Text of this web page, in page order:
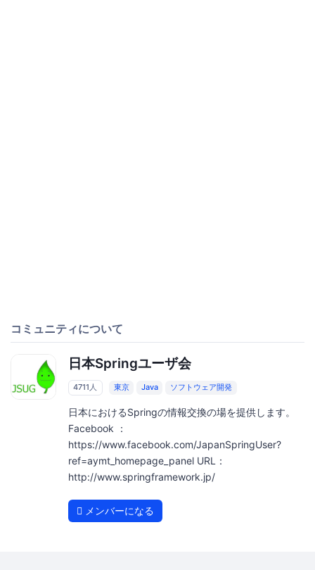
コミュニティについて
日本Springユーザ会
4711人 東京 Java ソフトウェア開発
日本におけるSpringの情報交換の場を提供します。
Facebook ：
https://www.facebook.com/JapanSpringUser?
ref=aymt_homepage_panel URL：
http://www.springframework.jp/
メンバーになる